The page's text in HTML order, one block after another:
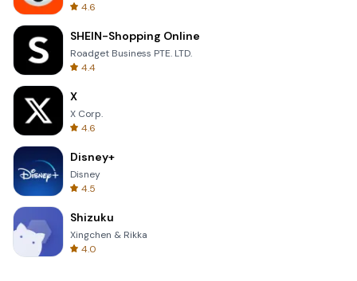
4.6
SHEIN-Shopping Online
Roadget Business PTE. LTD.
4.4
X
X Corp.
4.6
Disney+
Disney
4.5
Shizuku
Xingchen & Rikka
4.0